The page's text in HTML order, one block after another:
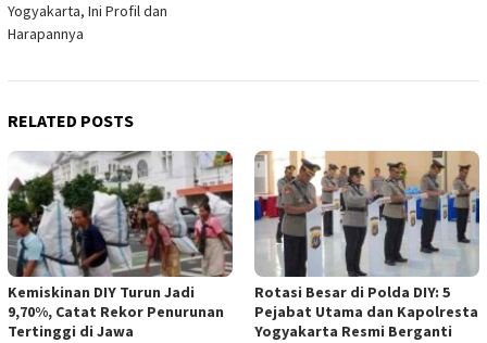
Yogyakarta, Ini Profil dan
Harapannya
RELATED POSTS
Kemiskinan DIY Turun Jadi
9,70%, Catat Rekor Penurunan
Tertinggi di Jawa
Rotasi Besar di Polda DIY: 5
Pejabat Utama dan Kapolresta
Yogyakarta Resmi Berganti